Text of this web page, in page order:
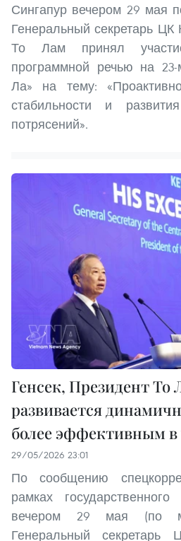
Сингапур вечером 29 мая
Генеральный секретарь
То Лам принял
программной речью на
Ла» на тему:
стабильности и
потрясений».
Генсек, Президент То
развивается
более эффективным
29/05/2026 23:01
По сообщению
рамках
вечером 29 мая (по
Генеральный